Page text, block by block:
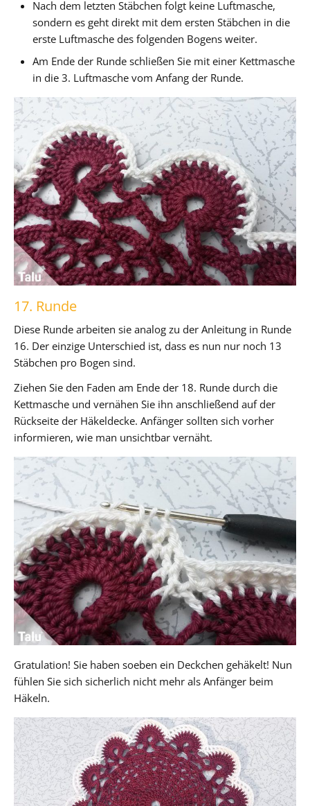
Nach dem letzten Stäbchen folgt keine Luftmasche,
sondern es geht direkt mit dem ersten Stäbchen in die
erste Luftmasche des folgenden Bogens weiter.
Am Ende der Runde schließen Sie mit einer Kettmasche
in die 3. Luftmasche vom Anfang der Runde.
17. Runde
Diese Runde arbeiten sie analog zu der Anleitung in Runde
16. Der einzige Unterschied ist, dass es nun nur noch 13
Stäbchen pro Bogen sind.
Ziehen Sie den Faden am Ende der 18. Runde durch die
Kettmasche und vernähen Sie ihn anschließend auf der
Rückseite der Häkeldecke. Anfänger sollten sich vorher
informieren, wie man unsichtbar vernäht.
Gratulation! Sie haben soeben ein Deckchen gehäkelt! Nun
fühlen Sie sich sicherlich nicht mehr als Anfänger beim
Häkeln.